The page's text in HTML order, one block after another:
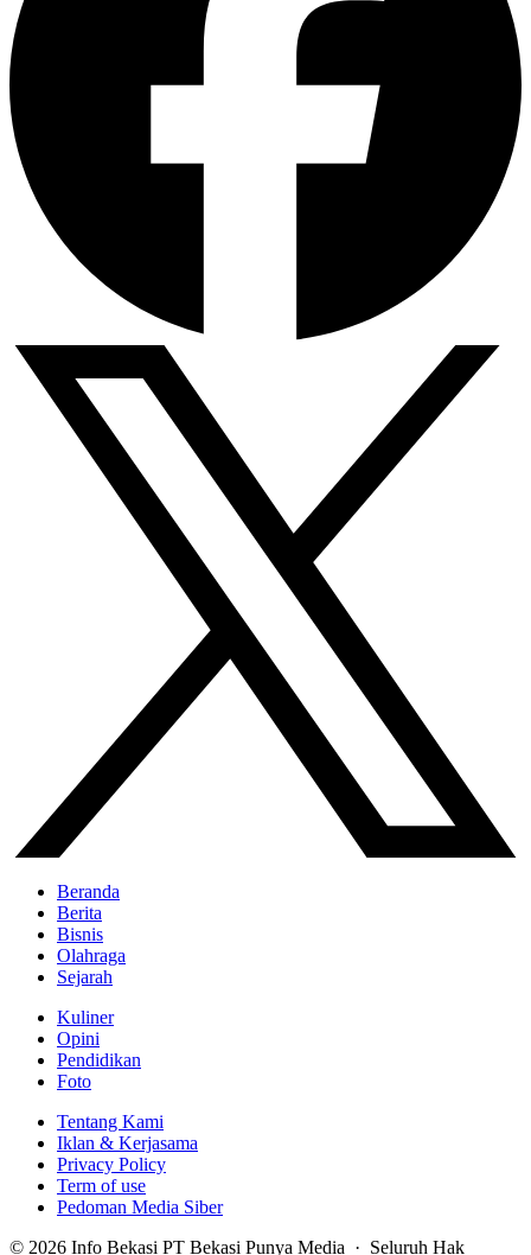
Beranda
Berita
Bisnis
Olahraga
Sejarah
Kuliner
Opini
Pendidikan
Foto
Tentang Kami
Iklan & Kerjasama
Privacy Policy
Term of use
Pedoman Media Siber
© 2026 Info Bekasi PT Bekasi Punya Media · Seluruh Hak